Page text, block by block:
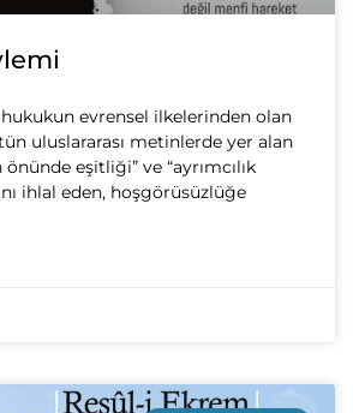
evrensel ilkelerinden olan
uluslararası metinlerde yer alan
eşitliği” ve “ayrımcılık
ihlal eden, hoşgörüsüzlüğe